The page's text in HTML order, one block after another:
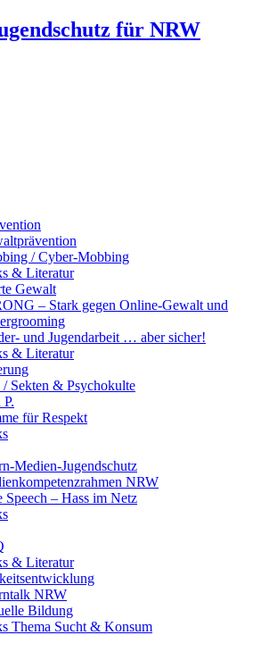
für NRW
/ Cyber-Mobbing
& Literatur
Gewalt
– Stark gegen Online-Gewalt und
und Jugendarbeit … aber sicher!
& Literatur
Sekten & Psychokulte
für Respekt
Medien-Jugendschutz
NRW
Speech – Hass im Netz
& Literatur
NRW
Bildung
Thema Sucht & Konsum